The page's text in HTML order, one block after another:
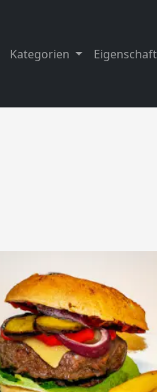
Kategorien